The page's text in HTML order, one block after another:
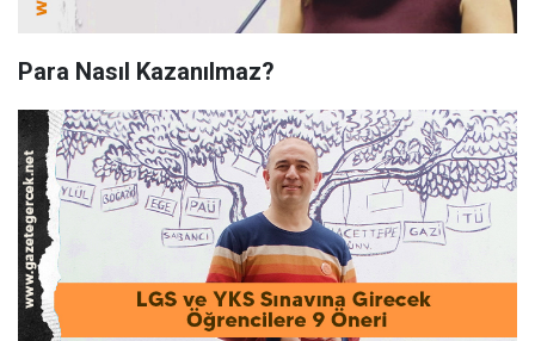
Para Nasıl Kazanılmaz?